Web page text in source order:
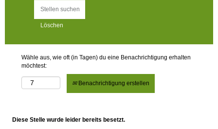
Löschen
Wähle aus, wie oft (in Tagen) du eine Benachrichtigung erhalten
möchtest:
Benachrichtigung erstellen
Diese Stelle wurde leider bereits besetzt.